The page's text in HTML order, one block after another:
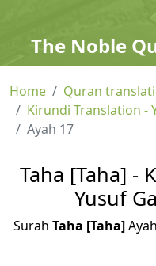
The Noble
Home
Quran
Kirundi Translation -
Ayah 17
Taha [Taha] -
Yusuf
Surah Taha [Taha]Ayah